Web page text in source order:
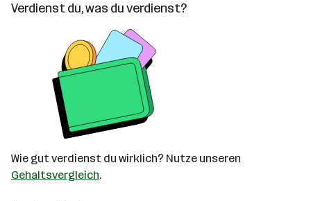
Verdienst du, was du verdienst?
Wie gut verdienst du wirklich? Nutze unseren
Gehaltsvergleich.